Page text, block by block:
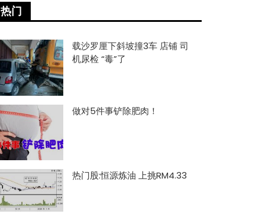
热门
载沙罗厘下斜坡撞3车 店铺 司
机尿检 “毒”了
做对5件事铲除肥肉！
热门股:恒源炼油 上挑RM4.33